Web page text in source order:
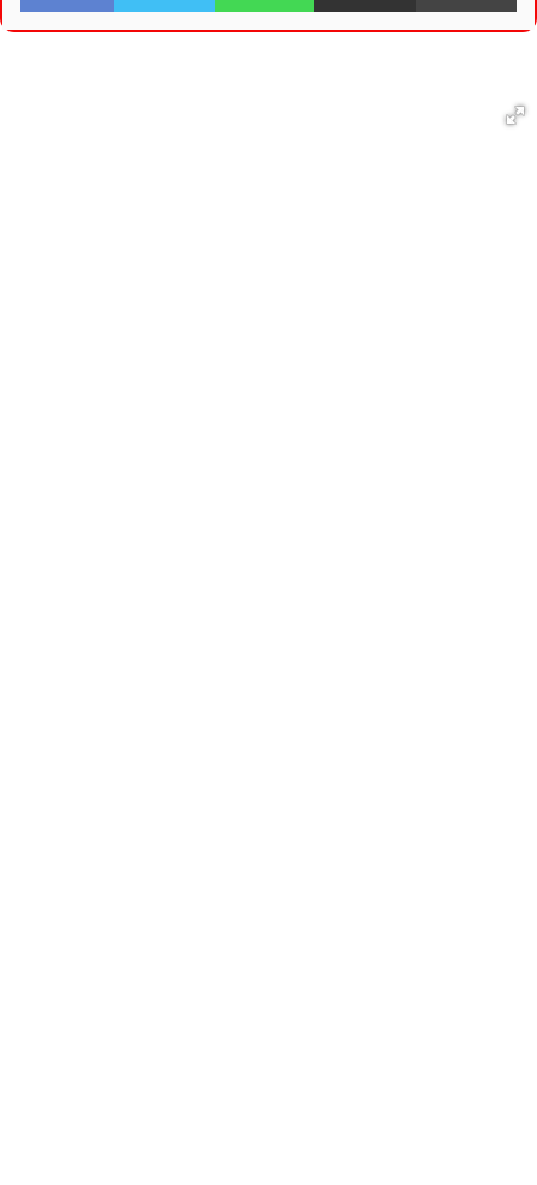
Facebook Twitter WhatsApp Share via Email Print